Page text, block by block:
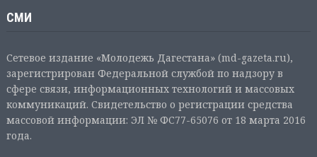
СМИ
Сетевое издание «Молодежь Дагестана» (md-gazeta.ru),
зарегистрирован Федеральной службой по надзору в
сфере связи, информационных технологий и массовых
коммуникаций. Свидетельство о регистрации средства
массовой информации: ЭЛ № ФС77-65076 от 18 марта 2016
года.